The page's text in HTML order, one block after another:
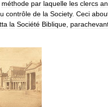
méthode par laquelle les clercs
contrôle de la Society. Ceci
la Société Biblique,